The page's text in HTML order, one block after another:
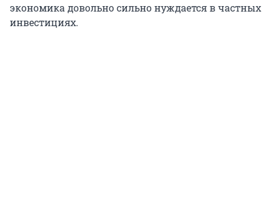
экономика довольно сильно нуждается в частных
инвестициях.